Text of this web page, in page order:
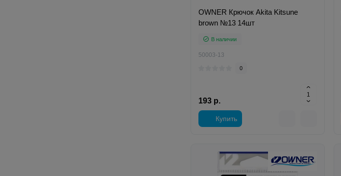
OWNER Крючок Akita Kitsune
brown №13 14шт
В наличии
50003-13
0
193 р.
Купить